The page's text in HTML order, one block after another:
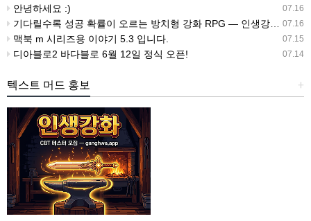
07.16
안녕하세요 :)
07.16
기다릴수록 성공 확률이 오르는 방치형 강화 RPG — 인생강화 ※8월 초 오픈 예정 (현재 CBT 중)
07.15
맥북 m 시리즈용 이야기 5.3 입니다.
07.14
디아블로2 바다블로 6월 12일 정식 오픈!
+
텍스트 머드 홍보